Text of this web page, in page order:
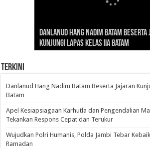
Danlanud Hang Nadim Batam
Kunjungi Lapas Kelas IIA Batam
Silaturahmi dan Reses Komite I DPD RI
Jambi Bahas Sinergitas Penanganan
Edukasi Pembentukan Karakter
Penerus
Cepat Beroperasi Agar Bisa Layani
Penuhi Kebutuhannya
Nusantara: Ratu Wangsa, Wanita
dengan Pengaruh Internasional
Terkini
Danlanud Hang Nadim Batam Beserta Jajaran
Batam
Apel Kesiapsiagaan Karhutla dan Pengendalian
Tekankan Respons Cepat dan Terukur
Wujudkan Polri Humanis, Polda Jambi Tebar
Ramadan